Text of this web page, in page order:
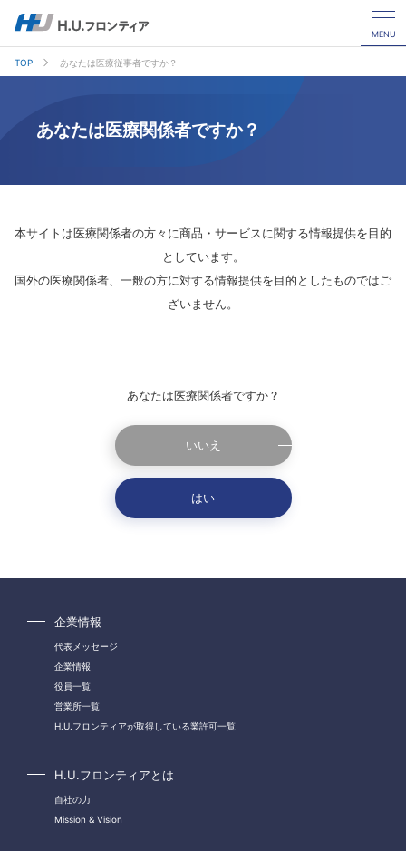
MENU
TOP あなたは医療従事者ですか？
あなたは医療関係者ですか？
本サイトは医療関係者の方々に商品・サービスに関する情報提供を目的
としています。
国外の医療関係者、一般の方に対する情報提供を目的としたものではご
ざいません。
あなたは医療関係者ですか？
いいえ
はい
企業情報
代表メッセージ
企業情報
役員一覧
営業所一覧
H.U.フロンティアが取得している業許可一覧
H.U.フロンティアとは
自社の力
Mission & Vision